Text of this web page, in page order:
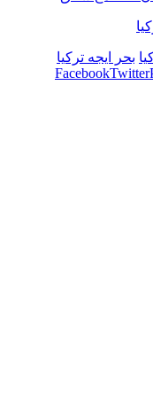
بحر ايجه تركيا
FacebookTwitter